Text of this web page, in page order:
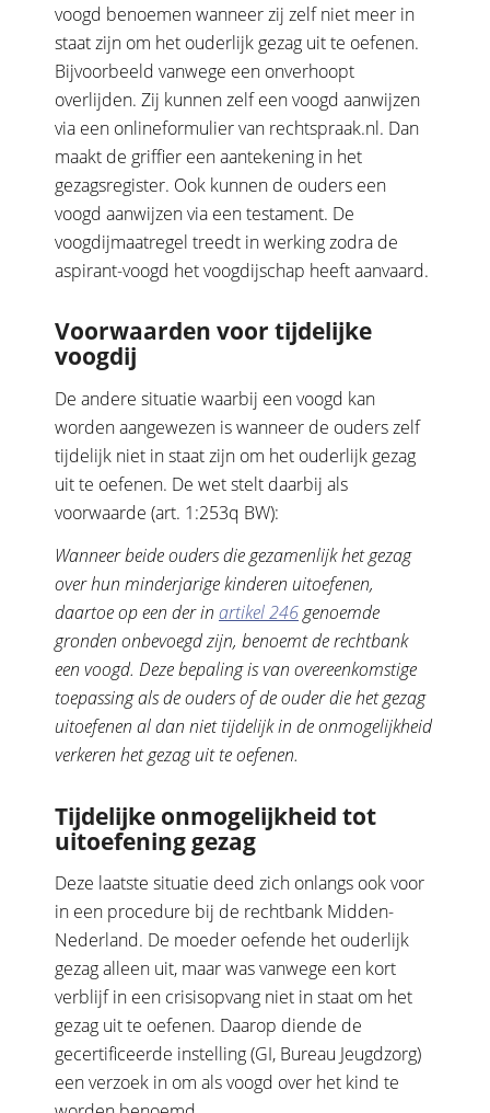
voogd benoemen wanneer zij zelf niet meer in
staat zijn om het ouderlijk gezag uit te oefenen.
Bijvoorbeeld vanwege een onverhoopt
overlijden. Zij kunnen zelf een voogd aanwijzen
via een onlineformulier van rechtspraak.nl. Dan
maakt de griffier een aantekening in het
gezagsregister. Ook kunnen de ouders een
voogd aanwijzen via een testament. De
voogdijmaatregel treedt in werking zodra de
aspirant-voogd het voogdijschap heeft aanvaard.
Voorwaarden voor tijdelijke
voogdij
De andere situatie waarbij een voogd kan
worden aangewezen is wanneer de ouders zelf
tijdelijk niet in staat zijn om het ouderlijk gezag
uit te oefenen. De wet stelt daarbij als
voorwaarde (art. 1:253q BW):
Wanneer beide ouders die gezamenlijk het gezag
over hun minderjarige kinderen uitoefenen,
daartoe op een der in artikel 246genoemde
gronden onbevoegd zijn, benoemt de rechtbank
een voogd. Deze bepaling is van overeenkomstige
toepassing als de ouders of de ouder die het gezag
uitoefenen al dan niet tijdelijk in de onmogelijkheid
verkeren het gezag uit te oefenen.
Tijdelijke onmogelijkheid tot
uitoefening gezag
Deze laatste situatie deed zich onlangs ook voor
in een procedure bij de rechtbank Midden-
Nederland. De moeder oefende het ouderlijk
gezag alleen uit, maar was vanwege een kort
verblijf in een crisisopvang niet in staat om het
gezag uit te oefenen. Daarop diende de
gecertificeerde instelling (GI, Bureau Jeugdzorg)
een verzoek in om als voogd over het kind te